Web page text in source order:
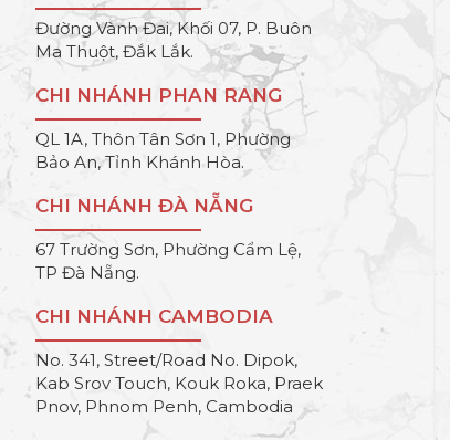
Đường Vành Đai, Khối 07, P. Buôn
Ma Thuột, Đắk Lắk.
CHI NHÁNH PHAN RANG
QL 1A, Thôn Tân Sơn 1, Phường
Bảo An, Tỉnh Khánh Hòa.
CHI NHÁNH ĐÀ NẴNG
67 Trường Sơn, Phường Cẩm Lệ,
TP Đà Nẵng.
CHI NHÁNH CAMBODIA
No. 341, Street/Road No. Dipok,
Kab Srov Touch, Kouk Roka, Praek
Pnov, Phnom Penh, Cambodia